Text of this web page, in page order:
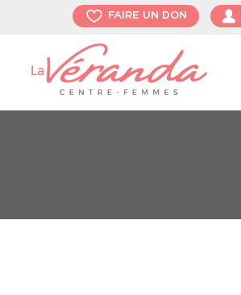
FAIRE UN DON